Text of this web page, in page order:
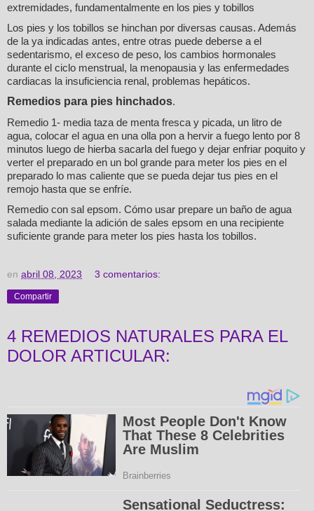
extremidades, fundamentalmente en los pies y tobillos
Los pies y los tobillos se hinchan por diversas causas. Además
de la ya indicadas antes, entre otras puede deberse a el
sedentarismo, el exceso de peso, los cambios hormonales
durante el ciclo menstrual, la menopausia y las enfermedades
cardiacas la insuficiencia renal, problemas hepáticos.
Remedios para pies hinchados.
Remedio 1- media taza de menta fresca y picada, un litro de
agua, colocar el agua en una olla pon a hervir a fuego lento por 8
minutos luego de hierba sacarla del fuego y dejar enfriar poquito y
verter el preparado en un bol grande para meter los pies en el
preparado lo mas caliente que se pueda dejar tus pies en el
remojo hasta que se enfríe.
Remedio con sal epsom. Cómo usar prepare un baño de agua
salada mediante la adición de sales epsom en una recipiente
suficiente grande para meter los pies hasta los tobillos.
en abril 08, 2023 3 comentarios:
Compartir
4 REMEDIOS NATURALES PARA EL
DOLOR ARTICULAR: